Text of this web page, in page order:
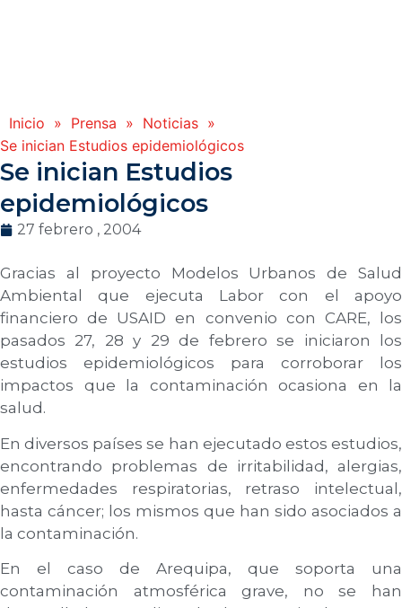
Inicio » Prensa » Noticias »
Se inician Estudios epidemiológicos
Se inician Estudios
epidemiológicos
27 febrero , 2004
Gracias al proyecto Modelos Urbanos de Salud
Ambiental que ejecuta Labor con el apoyo
financiero de USAID en convenio con CARE, los
pasados 27, 28 y 29 de febrero se iniciaron los
estudios epidemiológicos para corroborar los
impactos que la contaminación ocasiona en la
salud.
En diversos países se han ejecutado estos estudios,
encontrando problemas de irritabilidad, alergias,
enfermedades respiratorias, retraso intelectual,
hasta cáncer; los mismos que han sido asociados a
la contaminación.
En el caso de Arequipa, que soporta una
contaminación atmosférica grave, no se han